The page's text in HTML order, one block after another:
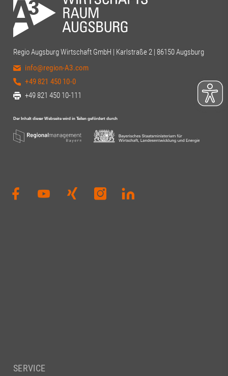
Regio Augsburg Wirtschaft GmbH | Karlstraße 2 | 86150 Augsburg
info@region-A3.com
+49 821 450 10-0
+49 821 450 10-111
SERVICE